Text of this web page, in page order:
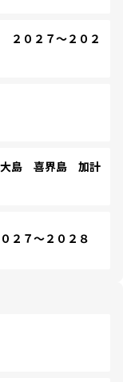
０２７～２０２
島 喜界島 加計
７～２０２８